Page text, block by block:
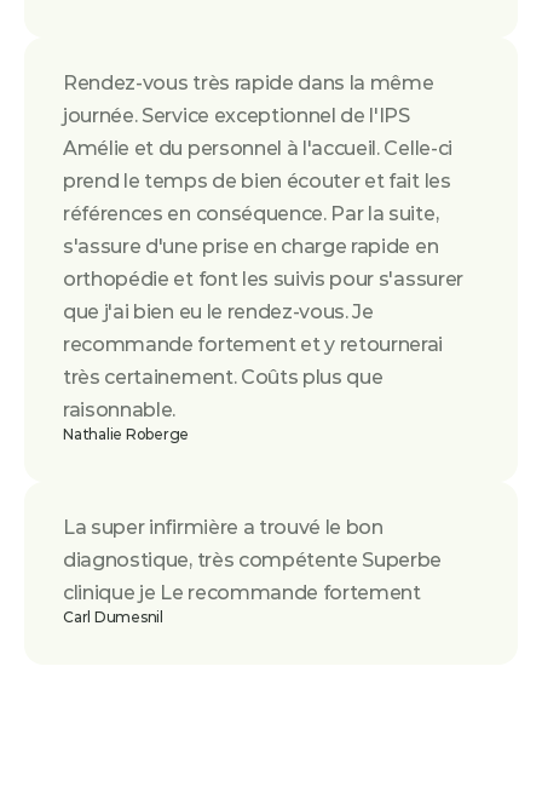
La super infirmière a trouvé le bon
diagnostique, très compétente Superbe
clinique je Le recommande fortement
Carl Dumesnil
Rendez-vous très rapide dans la même
journée. Service exceptionnel de l'IPS
Amélie et du personnel à l'accueil. Celle-ci
prend le temps de bien écouter et fait les
références en conséquence. Par la suite,
s'assure d'une prise en charge rapide en
orthopédie et font les suivis pour s'assurer
que j'ai bien eu le rendez-vous. Je
recommande fortement et y retournerai
très certainement. Coûts plus que
raisonnable.
Nathalie Roberge